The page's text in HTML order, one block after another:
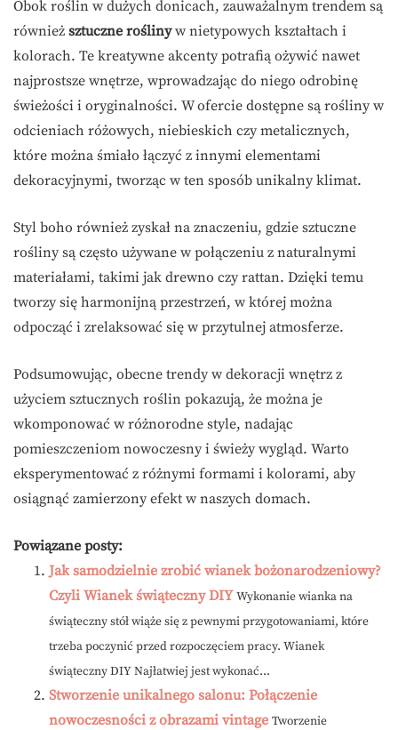
Obok roślin w dużych donicach, zauważalnym trendem są
również sztuczne roślinyw nietypowych kształtach i
kolorach. Te kreatywne akcenty potrafią ożywić nawet
najprostsze wnętrze, wprowadzając do niego odrobinę
świeżości i oryginalności. W ofercie dostępne są rośliny w
odcieniach różowych, niebieskich czy metalicznych,
które można śmiało łączyć z innymi elementami
dekoracyjnymi, tworząc w ten sposób unikalny klimat.
Styl boho również zyskał na znaczeniu, gdzie sztuczne
rośliny są często używane w połączeniu z naturalnymi
materiałami, takimi jak drewno czy rattan. Dzięki temu
tworzy się harmonijną przestrzeń, w której można
odpocząć i zrelaksować się w przytulnej atmosferze.
Podsumowując, obecne trendy w dekoracji wnętrz z
użyciem sztucznych roślin pokazują, że można je
wkomponować w różnorodne style, nadając
pomieszczeniom nowoczesny i świeży wygląd. Warto
eksperymentować z różnymi formami i kolorami, aby
osiągnąć zamierzony efekt w naszych domach.
Powiązane posty:
Jak samodzielnie zrobić wianek bożonarodzeniowy?
Czyli Wianek świąteczny DIY Wykonanie wianka na
świąteczny stół wiąże się z pewnymi przygotowaniami, które
trzeba poczynić przed rozpoczęciem pracy. Wianek
świąteczny DIY Najłatwiej jest wykonać...
Stworzenie unikalnego salonu: Połączenie
nowoczesności z obrazami vintage Tworzenie